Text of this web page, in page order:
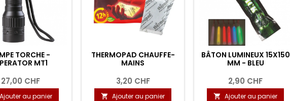
TORCHE -
MT1
27,00 CHF
Ajouter au panier
THERMOPAD CHAUFFE-
MAINS
3,20 CHF
 Ajouter au panier
BÂTON LUMINEUX 15X150
MM - BLEU
2,90 CHF
 Ajouter au panier